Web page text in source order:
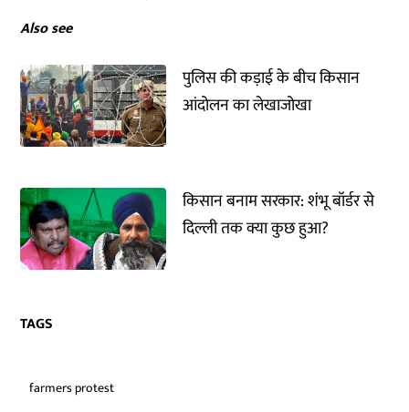
Also see
पुलिस की कड़ाई के बीच किसान
आंदोलन का लेखाजोखा
किसान बनाम सरकार: शंभू बॉर्डर से
दिल्ली तक क्या कुछ हुआ?
TAGS
farmers protest